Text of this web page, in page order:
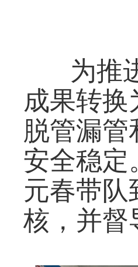
为推
成果转
脱管漏管
安全稳定
元春带
核，并督